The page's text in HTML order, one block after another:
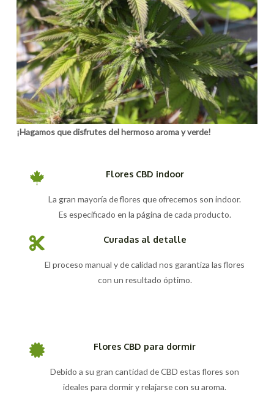
¡Hagamos que disfrutes del hermoso aroma y verde!
Flores CBD indoor
La gran mayoría de flores que ofrecemos son indoor.
Es especificado en la página de cada producto.
Curadas al detalle
El proceso manual y de calidad nos garantiza las flores
con un resultado óptimo.
Flores CBD para dormir
Debido a su gran cantidad de CBD estas flores son
ideales para dormir y relajarse con su aroma.